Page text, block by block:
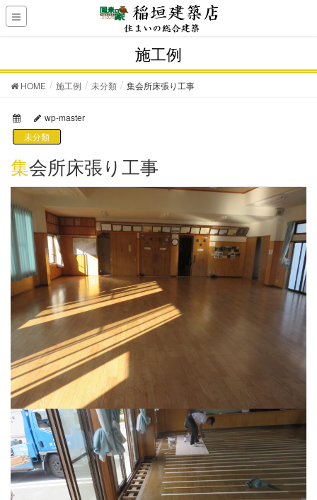
施工例
HOME 施工例 未分類 集会所床張り工事
wp-master
未分類
集会所床張り工事